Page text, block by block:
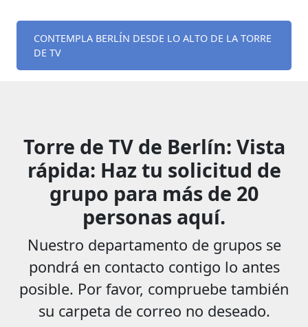
CONTEMPLA BERLÍN DESDE LO ALTO DE LA TORRE
DE TV
Torre de TV de Berlín: Vista
rápida: Haz tu solicitud de
grupo para más de 20
personas aquí.
Nuestro departamento de grupos se
pondrá en contacto contigo lo antes
posible. Por favor, compruebe también
su carpeta de correo no deseado.